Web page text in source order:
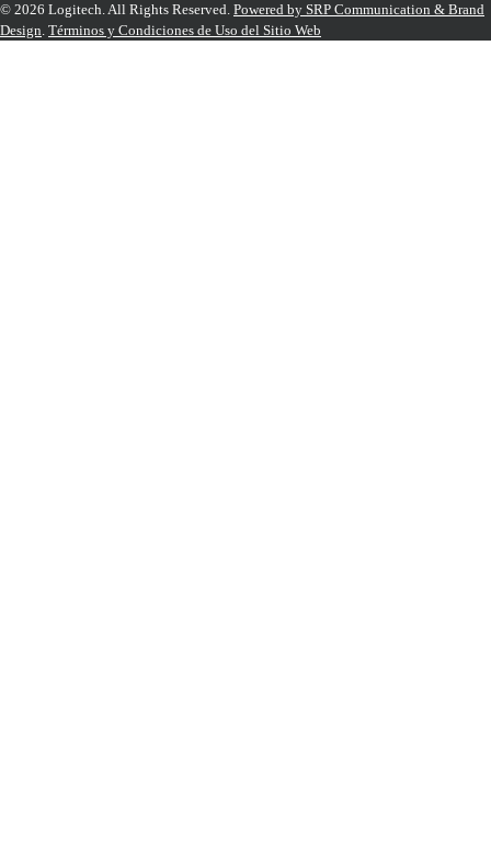
© 2026 Logitech. All Rights Reserved. Powered by SRP Communication & Brand
Design. Términos y Condiciones de Uso del Sitio Web